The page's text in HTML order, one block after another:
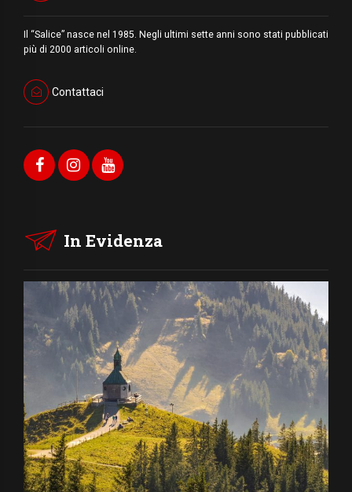
Il “Salice” nasce nel 1985. Negli ultimi sette anni sono stati pubblicati
più di 2000 articoli online.
Contattaci
In Evidenza